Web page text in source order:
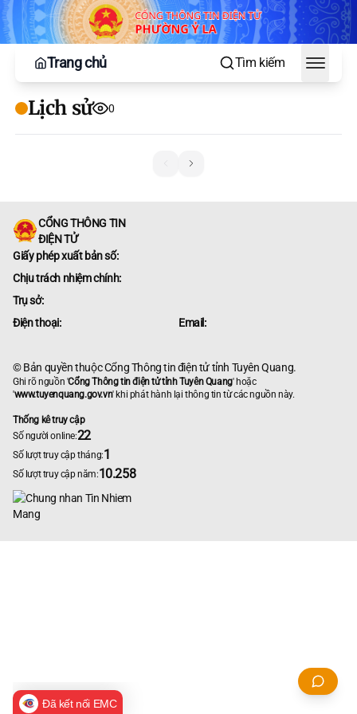
Trang chủ Tìm kiếm
Toggle
Lịch sử 0
CỔNG THÔNG TIN
ĐIỆN TỬ
Giấy phép xuất bản số:
Chịu trách nhiệm chính:
Trụ sở:
Điện thoại:
Email:
© Bản quyền thuộc Cổng Thông tin điện tử tỉnh Tuyên Quang.
Ghi rõ nguồn 'Cổng Thông tin điện tử tỉnh Tuyên Quang' hoặc
'www.tuyenquang.gov.vn' khi phát hành lại thông tin từ các nguồn này.
Thống kê truy cập
Số người online:22
Số lượt truy cập tháng:1
Số lượt truy cập năm:10.258
Đã kết nối EMC